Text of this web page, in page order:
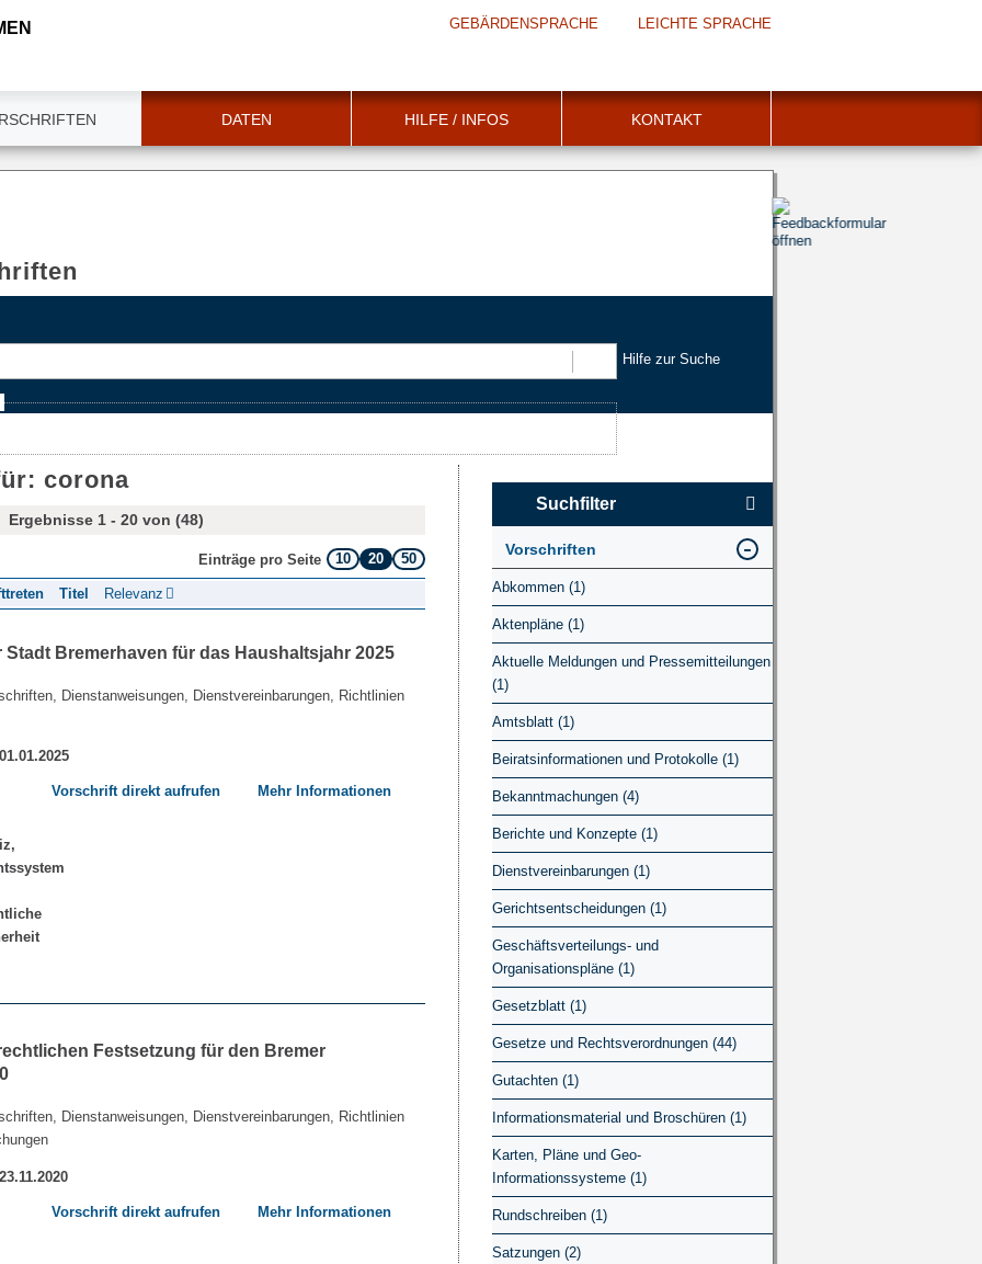
GEBÄRDENSPRACHE LEICHTE SPRACHE
DATEN HILFE / INFOS KONTAKT
Hilfe zur Suche
corona
Ergebnisse 1 - 20 von (48)
Einträge pro Seite 10 20 50
Titel Relevanz
Stadt Bremerhaven für das Haushaltsjahr 2025
Dienstanweisungen, Dienstvereinbarungen, Richtlinien
Vorschrift direkt aufrufen Mehr Informationen
Festsetzung für den Bremer
Dienstanweisungen, Dienstvereinbarungen, Richtlinien
Vorschrift direkt aufrufen Mehr Informationen
Suchfilter
Vorschriften
Abkommen (1)
Aktenpläne (1)
Aktuelle Meldungen und Pressemitteilungen
(1)
Amtsblatt (1)
Beiratsinformationen und Protokolle (1)
Bekanntmachungen (4)
Berichte und Konzepte (1)
Dienstvereinbarungen (1)
Gerichtsentscheidungen (1)
Geschäftsverteilungs- und
Organisationspläne (1)
Gesetzblatt (1)
Gesetze und Rechtsverordnungen (44)
Gutachten (1)
Informationsmaterial und Broschüren (1)
Karten, Pläne und Geo-
Informationssysteme (1)
Rundschreiben (1)
Satzungen (2)